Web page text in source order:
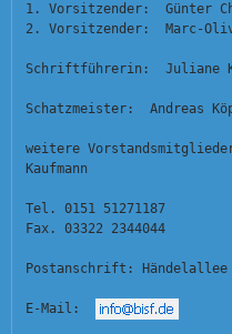
1. Vorsitzender:  Günter
2. Vorsitzender:  Marc-
Schriftführerin:  Juliane
Schatzmeister:  Andreas
weitere
Kaufmann
Tel. 0151 51271187
Fax. 03322 2344044
Postanschrift: Händelallee
E-Mail: